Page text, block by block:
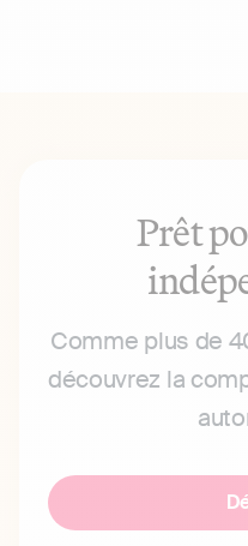
Prêt
Comme plus de
découvrez la